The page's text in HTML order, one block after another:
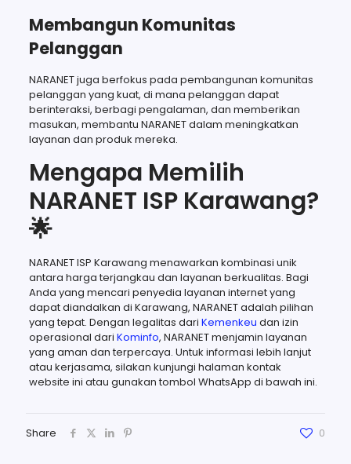
Membangun Komunitas
Pelanggan
NARANET juga berfokus pada pembangunan komunitas
pelanggan yang kuat, di mana pelanggan dapat
berinteraksi, berbagi pengalaman, dan memberikan
masukan, membantu NARANET dalam meningkatkan
layanan dan produk mereka.
Mengapa Memilih
NARANET ISP Karawang?
🌟
NARANET ISP Karawang menawarkan kombinasi unik
antara harga terjangkau dan layanan berkualitas. Bagi
Anda yang mencari penyedia layanan internet yang
dapat diandalkan di Karawang, NARANET adalah pilihan
yang tepat. Dengan legalitas dari Kemenkeu dan izin
operasional dari Kominfo, NARANET menjamin layanan
yang aman dan terpercaya. Untuk informasi lebih lanjut
atau kerjasama, silakan kunjungi halaman kontak
website ini atau gunakan tombol WhatsApp di bawah ini.
Share 0